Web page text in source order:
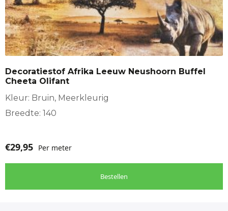
Decoratiestof Afrika Leeuw Neushoorn Buffel
Cheeta Olifant
Kleur: Bruin, Meerkleurig
Breedte: 140
€29,95 Per meter
Bestellen